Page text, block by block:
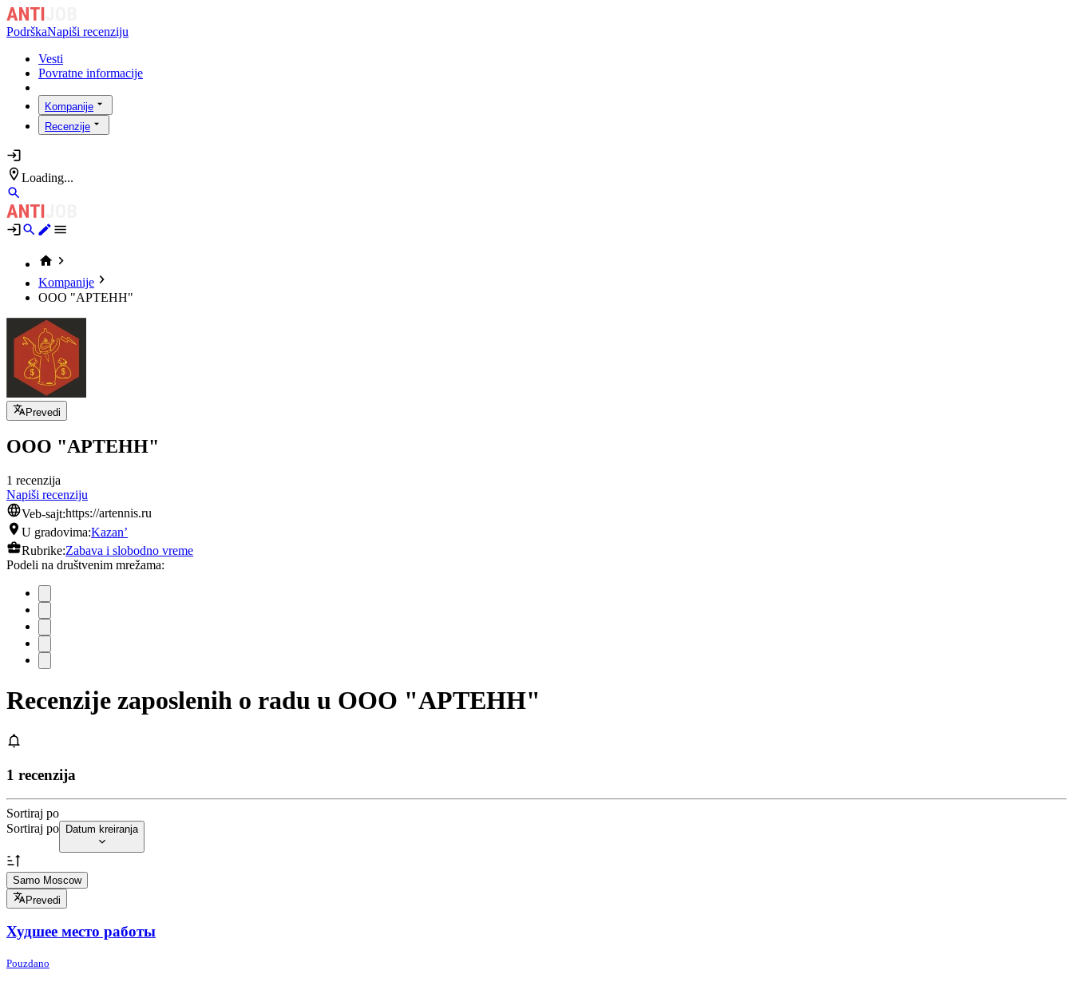
PodrškaNapiši recenziju
Vesti
Povratne informacije
Kompanije
Recenzije
Loading...
Kompanije
ООО "АРТЕНН"
Prevedi
ООО "АРТЕНН"
1 recenzija
Napiši recenziju
Veb-sajt:https://artennis.ru
U gradovima:Kazan’
Rubrike:Zabava i slobodno vreme
Podeli na društvenim mrežama:
Recenzije zaposlenih o radu u ООО "АРТЕНН"
1 recenzija
Sortiraj po
Sortiraj po
Datum kreiranja
Samo Moscow
Prevedi
Худшее место работы
Pouzdano